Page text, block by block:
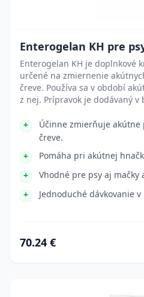
Enterogelan KH pre
Enterogelan KH je doplnkové
určené na zmiernenie
čreve. Používa sa v období
z nej. Prípravok je dodávaný v
Účinne zmierňuje
čreve.
Pomáha pri akútnej
Vhodné pre psy aj mačky
Jednoduché dávkovanie
70.24 €